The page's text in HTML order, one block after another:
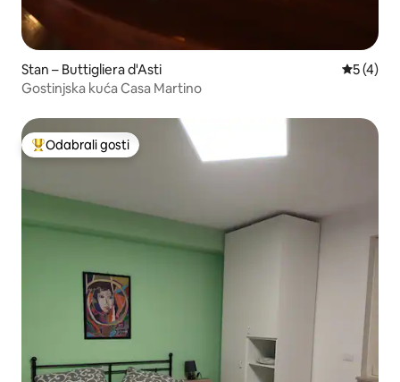
Stan – Buttigliera d'Asti
5 (4)
Gostinjska kuća Casa Martino
Među najviše rangiranima s oznakom „Odabrali gosti”
Odabrali gosti